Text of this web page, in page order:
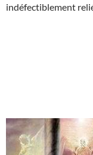
indéfectiblement